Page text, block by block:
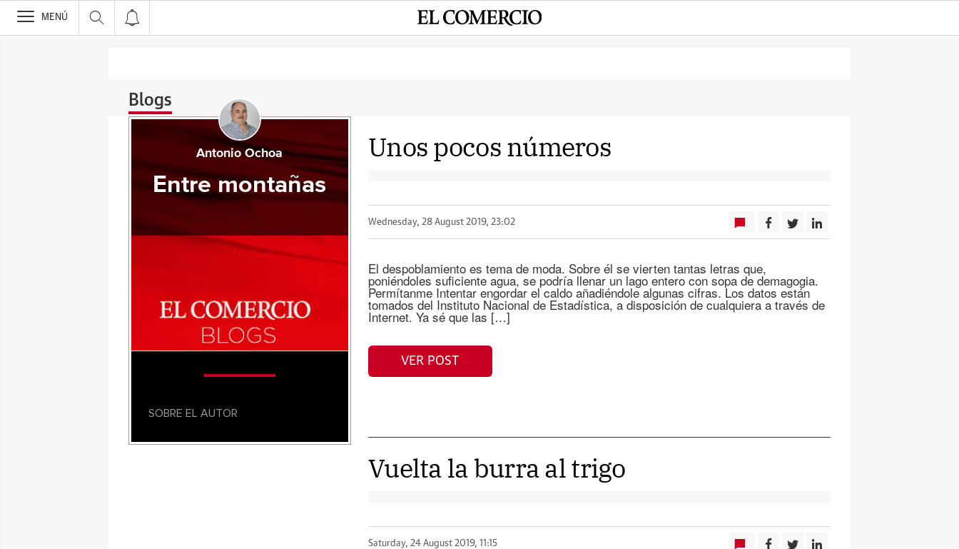
>
MENÚ
Blogs
Unos pocos números
Wednesday, 28 August 2019, 23:02
El despoblamiento es tema de moda. Sobre él se vierten tantas letras que,
poniéndoles suficiente agua, se podría llenar un lago entero con sopa de demagogia.
Permítanme Intentar engordar el caldo añadiéndole algunas cifras. Los datos están
tomados del Instituto Nacional de Estadística, a disposición de cualquiera a través de
Internet. Ya sé que las […]
VER POST
Vuelta la burra al trigo
Saturday, 24 August 2019, 11:15
Antonio Ochoa
Entre montañas
SOBRE EL AUTOR